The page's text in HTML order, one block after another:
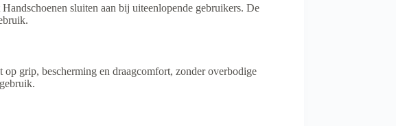
sluiten aan bij uiteenlopende gebruikers. De
grip, bescherming en draagcomfort, zonder overbodige